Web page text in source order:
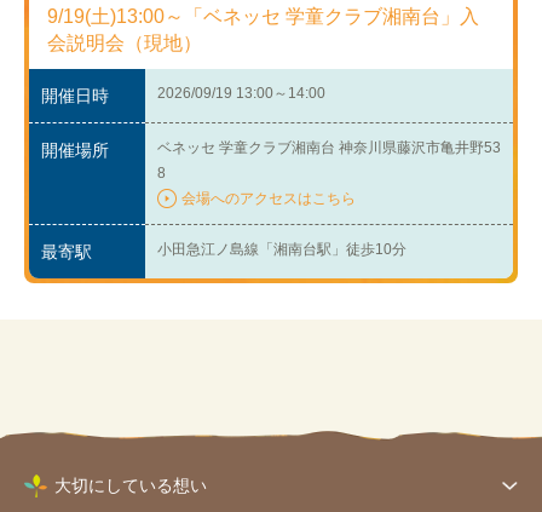
9/19(土)13:00～「ベネッセ 学童クラブ湘南台」入
会説明会（現地）
開催日時 2026/09/19 13:00～14:00
開催場所
ベネッセ 学童クラブ湘南台 神奈川県藤沢市亀井野53
8
会場へのアクセスはこちら
最寄駅 小田急江ノ島線「湘南台駅」徒歩10分
大切にしている想い